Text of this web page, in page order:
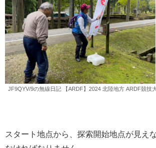
JF9QYV/9の無線日記 【ARDF】2024 北陸地方 ARDF競技
スタート地点から、探索開始地点が見え